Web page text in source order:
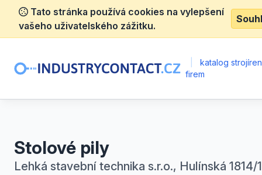
Tato stránka používá cookies na vylepšení
vašeho uživatelského zážitku.
katalog
firem
Stolové pily
Lehká stavební technika s.r.o., Hulínská 1814/